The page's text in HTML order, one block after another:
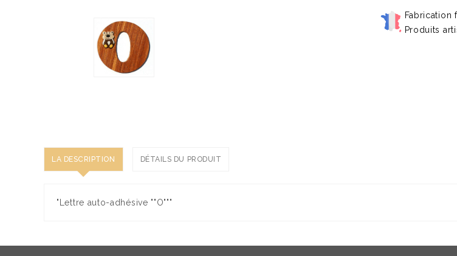
Fabrication
Produits
LA DESCRIPTION DÉTAILS DU PRODUIT
"Lettre auto-adhésive ""O"""